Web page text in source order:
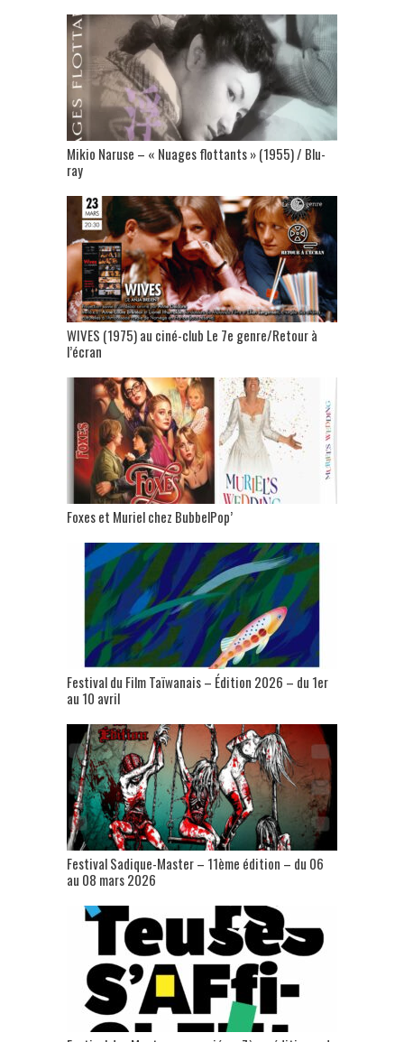
Mikio Naruse – « Nuages flottants » (1955) / Blu-
ray
WIVES (1975) au ciné-club Le 7e genre/Retour à
l’écran
Foxes et Muriel chez BubbelPop’
Festival du Film Taïwanais – Édition 2026 – du 1er
au 10 avril
Festival Sadique-Master – 11ème édition – du 06
au 08 mars 2026